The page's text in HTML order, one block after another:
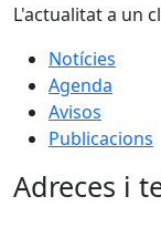
L'actualitat a un
Notícies
Agenda
Avisos
Publicacions
Adreces i